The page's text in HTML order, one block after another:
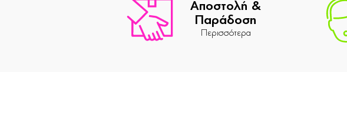
Αποστολή &
Παράδοση
Περισσότερα